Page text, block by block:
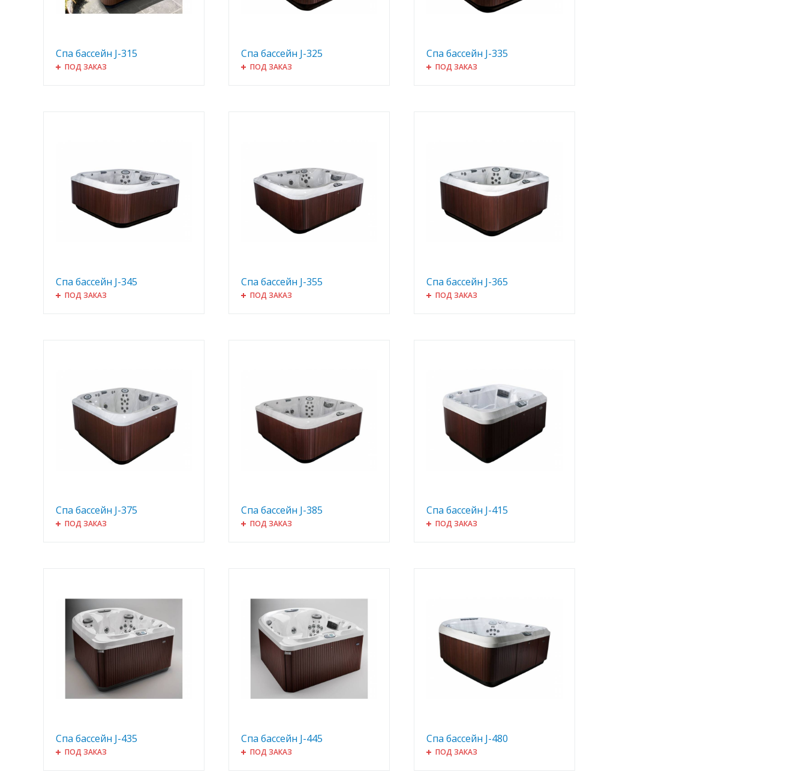
Спа бассейн J-315
ПОД ЗАКАЗ
Спа бассейн J-325
ПОД ЗАКАЗ
Спа бассейн J-335
ПОД ЗАКАЗ
Спа бассейн J-345
ПОД ЗАКАЗ
Спа бассейн J-355
ПОД ЗАКАЗ
Спа бассейн J-365
ПОД ЗАКАЗ
Спа бассейн J-375
ПОД ЗАКАЗ
Спа бассейн J-385
ПОД ЗАКАЗ
Спа бассейн J-415
ПОД ЗАКАЗ
Спа бассейн J-435
ПОД ЗАКАЗ
Спа бассейн J-445
ПОД ЗАКАЗ
Спа бассейн J-480
ПОД ЗАКАЗ